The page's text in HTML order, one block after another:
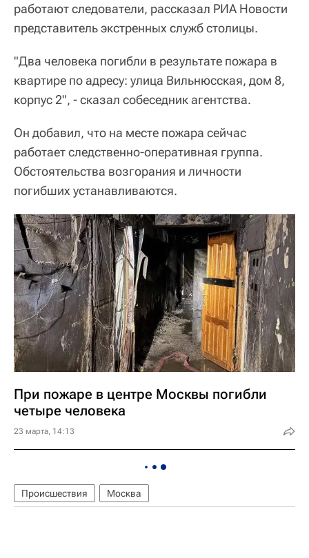
работают следователи, рассказал РИА Новости
представитель экстренных служб столицы.
"Два человека погибли в результате пожара в
квартире по адресу: улица Вильнюсская, дом 8,
корпус 2", - сказал собеседник агентства.
Он добавил, что на месте пожара сейчас
работает следственно-оперативная группа.
Обстоятельства возгорания и личности
погибших устанавливаются.
При пожаре в центре Москвы погибли
четыре человека
23 марта, 14:13
Происшествия Москва